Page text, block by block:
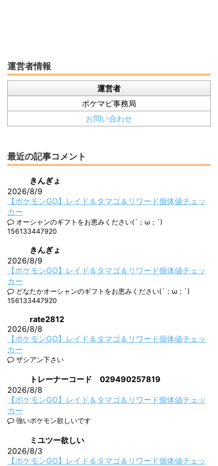
運営者情報
運営者
ポケマピ事務局
お問い合わせ
最近の記事コメント
きんぎょ
2026/8/9
【ポケモンGO】レイド＆タマゴ＆リワード個体値チェッ
カー
オーシャンのギフトをお恵みください(´；ω；`)
156133447920
きんぎょ
2026/8/9
【ポケモンGO】レイド＆タマゴ＆リワード個体値チェッ
カー
どなたかオーシャンのギフトをお恵みください(´；ω；`)
156133447920
rate2812
2026/8/8
【ポケモンGO】レイド＆タマゴ＆リワード個体値チェッ
カー
ザシアン下さい
トレーナーコード 029490257819
2026/8/8
【ポケモンGO】レイド＆タマゴ＆リワード個体値チェッ
カー
強いポケモン欲しいです
ミユツー欲しい
2026/8/3
【ポケモンGO】レイド＆タマゴ＆リワード個体値チェッ